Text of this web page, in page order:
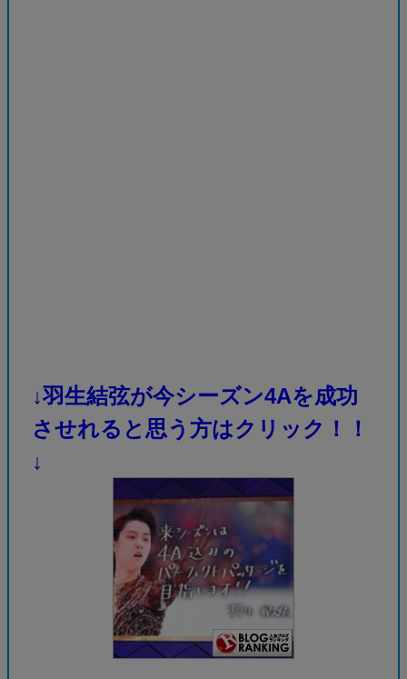
↓羽生結弦が今シーズン4Aを成功
させれると思う方はクリック！！
↓